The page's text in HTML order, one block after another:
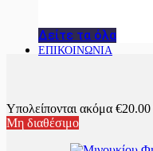
Δείτε τα όλα
ΕΠΙΚΟΙΝΩΝΙΑ
Υπολείπονται ακόμα €20.00
Μη διαθέσιμο